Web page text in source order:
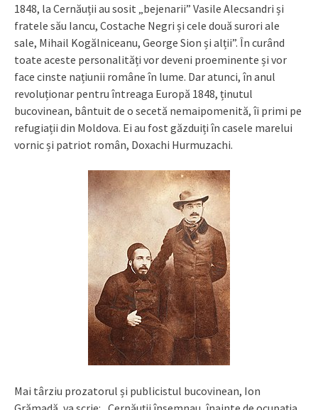
1848, la Cernăuții au sosit „bejenarii” Vasile Alecsandri și
fratele său Iancu, Costache Negri și cele două surori ale
sale, Mihail Kogălniceanu, George Sion și alții”. În curând
toate aceste personalități vor deveni proeminente și vor
face cinste națiunii române în lume. Dar atunci, în anul
revoluționar pentru întreaga Europă 1848, ținutul
bucovinean, bântuit de o secetă nemaipomenită, îi primi pe
refugiații din Moldova. Ei au fost găzduiți în casele marelui
vornic și patriot român, Doxachi Hurmuzachi.
Mai târziu prozatorul și publicistul bucovinean, Ion